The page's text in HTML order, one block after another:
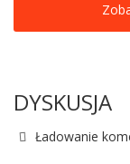
DYSKUSJA
Ładowanie